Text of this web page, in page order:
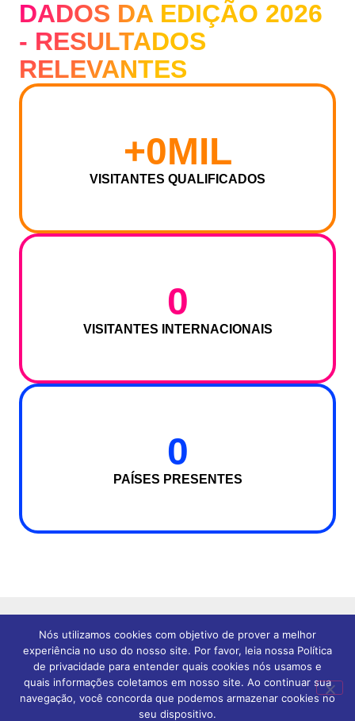
DADOS DA EDIÇÃO 2026
- RESULTADOS
RELEVANTES
VISITANTES QUALIFICADOS
+0MIL
VISITANTES INTERNACIONAIS
0
PAÍSES PRESENTES
0
NÚCLEO
Nós utilizamos cookies com objetivo de prover a melhor
experiência no uso do nosso site. Por favor, leia nossa Política
de privacidade para entender quais cookies nós usamos e
quais informações coletamos em nosso site. Ao continuar sua
navegação, você concorda que podemos armazenar cookies no
seu dispositivo.